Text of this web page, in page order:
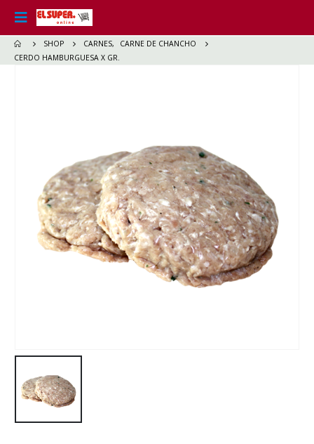
SHOP CARNES,
CARNE DE CHANCHO
CERDO HAMBURGUESA X GR.